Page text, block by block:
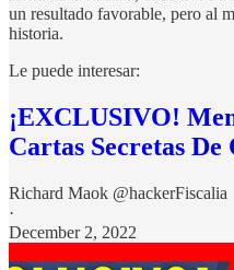
un resultado favorable, pero al
historia.
Le puede interesar:
¡EXCLUSIVO!
Cartas Secretas
Richard Maok @hackerFiscalia
·
December 2, 2022